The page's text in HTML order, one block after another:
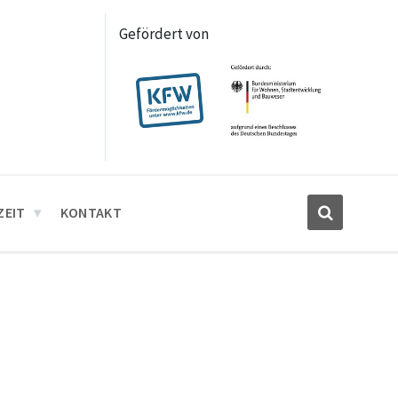
Gefördert von
KONTAKT